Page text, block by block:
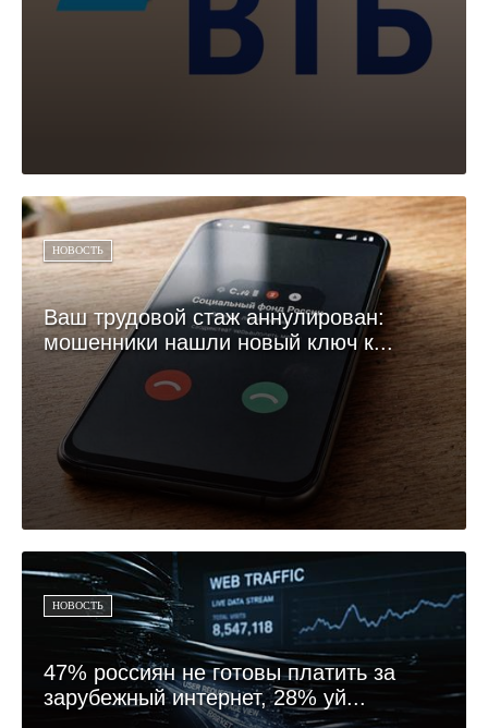
НОВОСТЬ
Ваш трудовой стаж аннулирован:
мошенники нашли новый ключ к...
НОВОСТЬ
47% россиян не готовы платить за
зарубежный интернет, 28% уй...